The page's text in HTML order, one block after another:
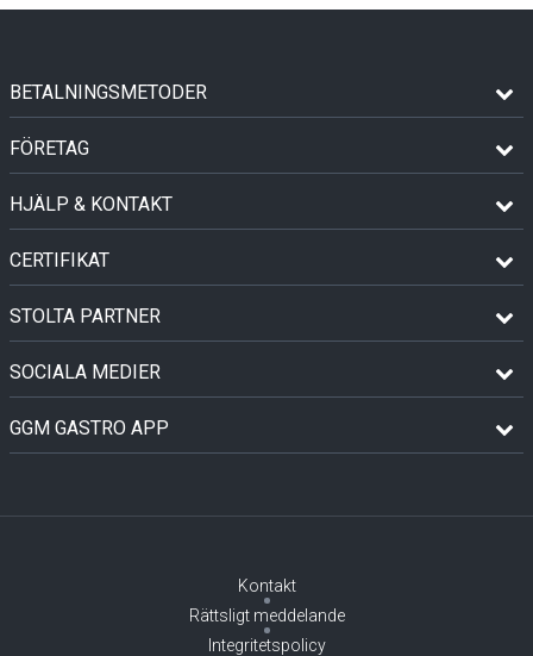
BETALNINGSMETODER
FÖRETAG
HJÄLP & KONTAKT
CERTIFIKAT
STOLTA PARTNER
SOCIALA MEDIER
GGM GASTRO APP
Kontakt
Rättsligt meddelande
Integritetspolicy